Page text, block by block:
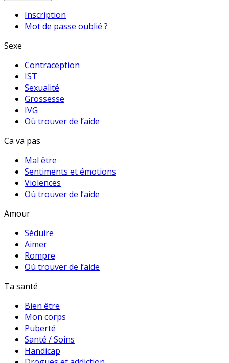
Inscription
Mot de passe oublié ?
Sexe
Contraception
IST
Sexualité
Grossesse
IVG
Où trouver de l’aide
Ca va pas
Mal être
Sentiments et émotions
Violences
Où trouver de l’aide
Amour
Séduire
Aimer
Rompre
Où trouver de l’aide
Ta santé
Bien être
Mon corps
Puberté
Santé / Soins
Handicap